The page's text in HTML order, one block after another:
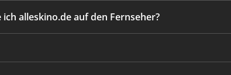
ich alleskino.de auf den Fernseher?